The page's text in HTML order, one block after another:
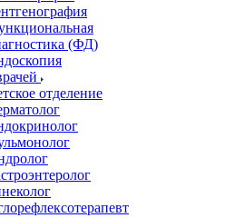
(ФД)
отделение